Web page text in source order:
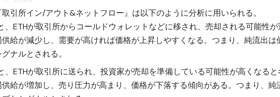
引所イン/アウト&ネットフロー』は以下のように分析に用いられる。
、ETHが取引所からコールドウォレットなどに移され、売却される可能性が
給が減少し、需要が高ければ価格が上昇しやすくなる。つまり、純流出は
ナルとされる。
、ETHが取引所に送られ、投資家が売却を準備している可能性が高くなる
給が増加し、売り圧力が高まり、価格が下落する傾向がある。つまり、純